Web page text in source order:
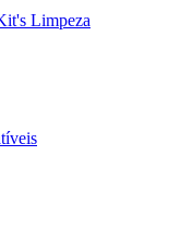
Limpeza